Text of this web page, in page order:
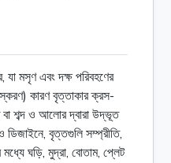
যা মসৃণ এবং দক্ষ পরিবহণের
কারণ বৃত্তাকার ক্রস-
বা শব্দ ও আলোর দ্বারা উদ্ভূত
বৃত্তগুলি সম্প্রীতি,
ঘড়ি, মুদ্রা, বোতাম, প্লেট